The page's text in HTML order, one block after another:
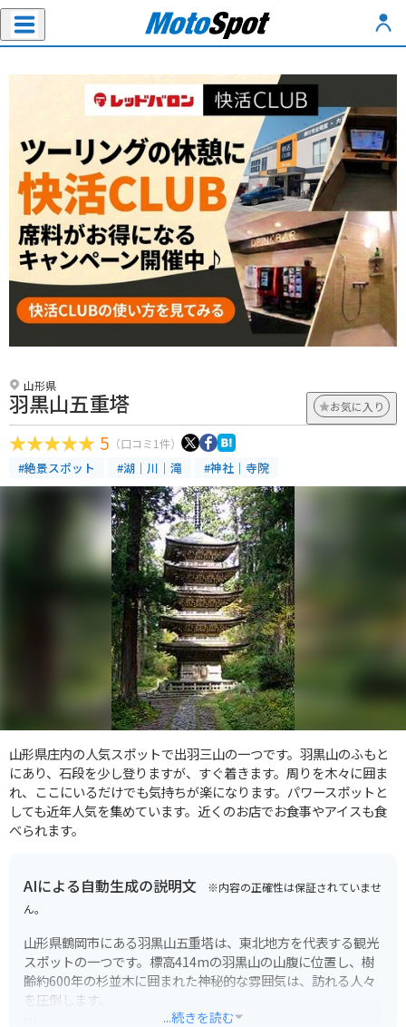
山形県
羽黒山五重塔 お気に入り
5 （口コミ1件）
#絶景スポット #湖｜川｜滝 #神社｜寺院
山形県庄内の人気スポットで出羽三山の一つです。羽黒山のふもと
にあり、石段を少し登りますが、すぐ着きます。周りを木々に囲ま
れ、ここにいるだけでも気持ちが楽になります。パワースポットと
しても近年人気を集めています。近くのお店でお食事やアイスも食
べられます。
AIによる自動生成の説明文 ※内容の正確性は保証されていませ
ん。
山形県鶴岡市にある羽黒山五重塔は、東北地方を代表する観光
スポットの一つです。標高414mの羽黒山の山腹に位置し、樹
齢約600年の杉並木に囲まれた神秘的な雰囲気は、訪れる人々
を圧倒します。
...続きを読む